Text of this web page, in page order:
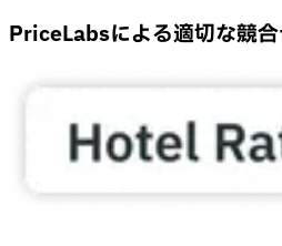
PriceLabsによる適切な競